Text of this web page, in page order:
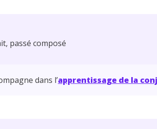
passé composé
dans l’apprentissage de la